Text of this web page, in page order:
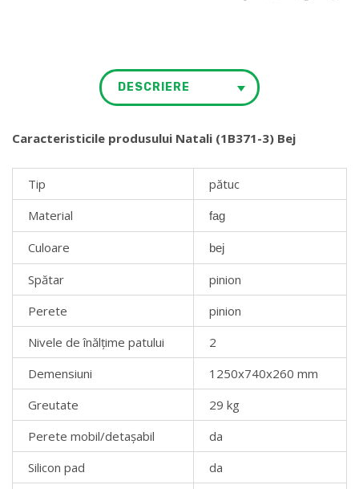
DESCRIERE
Caracteristicile produsului Natali (1В371-3) Bej
Tip
pătuc
Material
fag
Culoare bej
Spătar
pinion
Perete
pinion
Nivele de înălțime patului
2
Demensiuni
1250x740x260 mm
Greutate
29 kg
Perete mobil/detașabil
da
Silicon pad
da